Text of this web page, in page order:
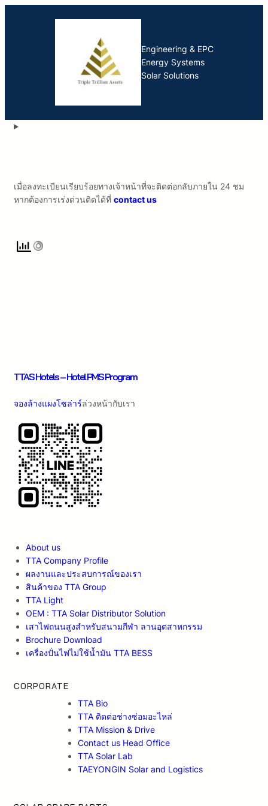
Engineering & EPC
Energy Systems
Solar Solutions
เมื่อลงทะเบียนเรียบร้อยทางเจ้าหน้าที่จะติดต่อกลับภายใน 24 ชม
หากต้องการเร่งด่วนติดได้ที่ contact us
TTAS Hotels – Hotel PMS Program
จองล้างแผงโซล่าร์ล่วงหน้ากับเรา
About us
TTA Company Profile
ผลงานและประสบการณ์ของเรา
สินค้าของ TTA Group
TTA Light
OEM : TTA Solar Distributor Solution
เสาไฟถนนสูงสำหรับสนามกีฬา ลานอุตสาหกรรม
Brochure Download
เครื่องปั่นไฟไม่ใช้น้ำมัน TTA BESS
CORPORATE
TTA Bio
TTA ติดต่อช่างซ่อมอะไหล่
TTA Mission & Drive
Contact us Head Office
TTA Solar Lab
TAEYONGIN Solar and Logistics